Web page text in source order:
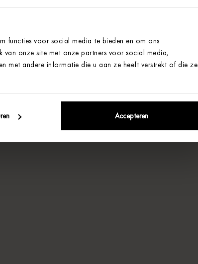
functies voor social media te bieden en om ons
van onze site met onze partners voor social media,
met andere informatie die u aan ze heeft verstrekt of die ze
Accepteren